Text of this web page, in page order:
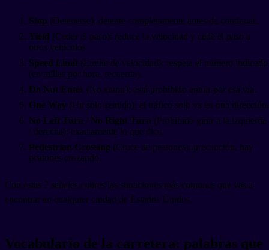
Stop (Detenerse): detente completamente antes de continuar.
Yield (Ceder el paso): reduce la velocidad y cede el paso a
otros vehículos.
Speed Limit (Límite de velocidad): respeta el número indicado
(en millas por hora, recuerda).
Do Not Enter (No entrar): está prohibido entrar por esa vía.
One Way (Un solo sentido): el tráfico solo va en una dirección.
No Left Turn / No Right Turn (Prohibido girar a la izquierda
/ derecha): exactamente lo que dice.
Pedestrian Crossing (Cruce de peatones): precaución, hay
peatones cruzando.
Con estas 7 señales cubres las situaciones más comunes que vas a
encontrar en cualquier ciudad de Estados Unidos.
Vocabulario de la carretera: palabras que